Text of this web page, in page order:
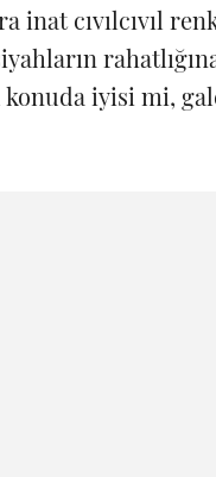
inat cıvılcıvıl
konuda iyisi mi,